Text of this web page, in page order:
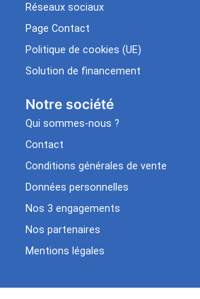
Réseaux sociaux
Page Contact
Politique de cookies (UE)
Solution de financement
Notre société
Qui sommes-nous ?
Contact
Conditions générales de vente
Données personnelles
Nos 3 engagements
Nos partenaires
Mentions légales